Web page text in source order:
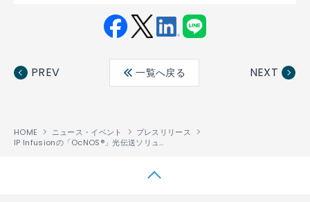
ebo ter
edin
PREV 一覧へ戻る NEXT
HOME ニュース・イベント
プレスリリース
IP Infusionの「OcNOS®」光伝送ソリューションが、TurkcellのTIPトライアルにて検証完了